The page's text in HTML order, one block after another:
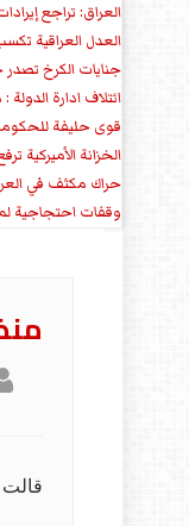
العراق: تراجع
العدل العراقية
جنايات الكرخ تصدر حكما
ائتلاف ادارة
قوى حليفة
الخزانة الأميركية
حراك مكثف في
وقفات احتجاجية لموظفي 6 جامعات
منظمة
قالت منظمو